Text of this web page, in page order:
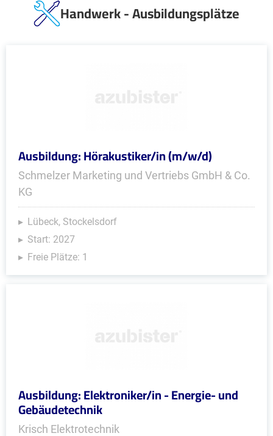
Handwerk - Ausbildungsplätze
Ausbildung: Hörakustiker/in (m/w/d)
Schmelzer Marketing und Vertriebs GmbH & Co.
KG
Lübeck, Stockelsdorf
Start: 2027
Freie Plätze: 1
Ausbildung: Elektroniker/in - Energie- und
Gebäudetechnik
Krisch Elektrotechnik